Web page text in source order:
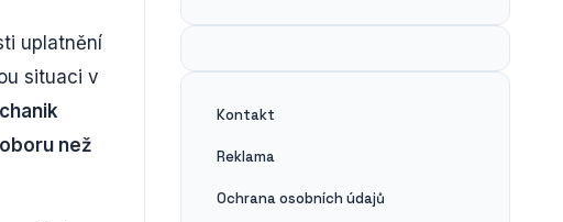
uplatnění
situaci v
než
Kontakt
Reklama
Ochrana osobních údajů